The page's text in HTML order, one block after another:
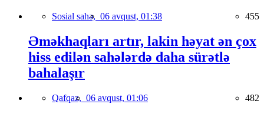
Sosial sahə, 06 avqust, 01:38 455
Əməkhaqları artır, lakin həyat ən çox
hiss edilən sahələrdə daha sürətlə
bahalaşır
Qafqaz, 06 avqust, 01:06 482